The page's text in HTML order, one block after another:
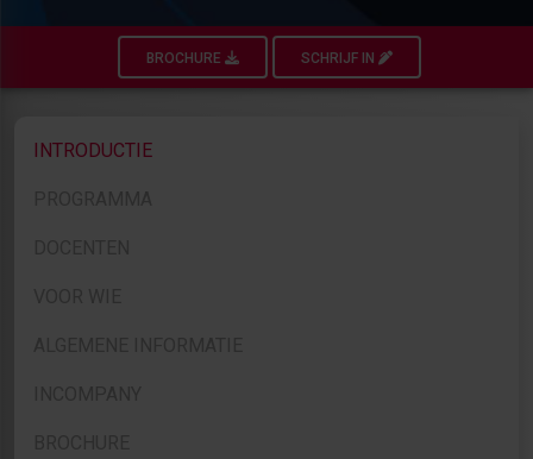
BROCHURE SCHRIJF IN
INTRODUCTIE